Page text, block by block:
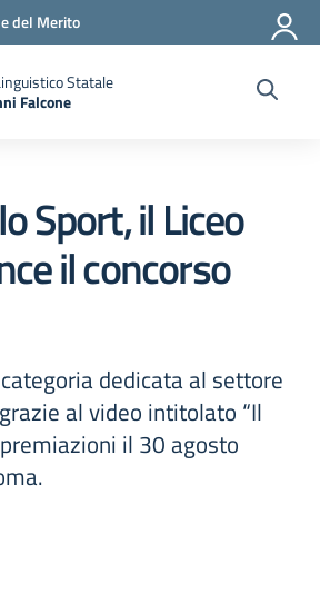
del Merito
Statale
Falcone
Sport, il Liceo
il concorso
dedicata al settore
al video intitolato “Il
il 30 agosto